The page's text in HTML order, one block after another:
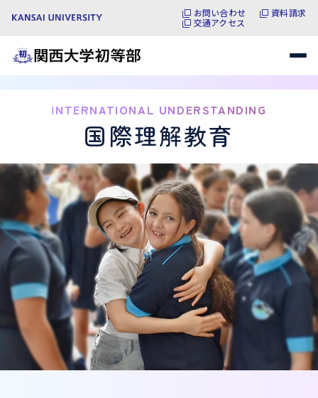
お問い合わせ
資料請求
交通アクセス
INTERNATIONAL UNDERSTANDING
国際理解教育